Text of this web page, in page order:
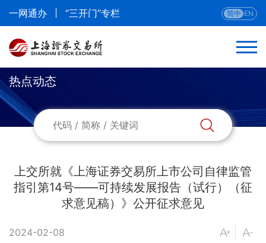
一网通办 “三开门”专栏 简中 EN
返回
热点动态
开市祥锣
热点动态
上交所就《上海证券交易所上市公司自律监管
指引第14号——可持续发展报告（试行）（征
求意见稿）》公开征求意见
2024-02-08